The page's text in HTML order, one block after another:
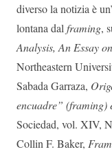
diverso la notizia è
lontana dal framing,
Analysis, An Essay
Northeastern
Sabada Garraza,
encuadre” (framing)
Sociedad, vol. XIV,
Collin F. Baker,